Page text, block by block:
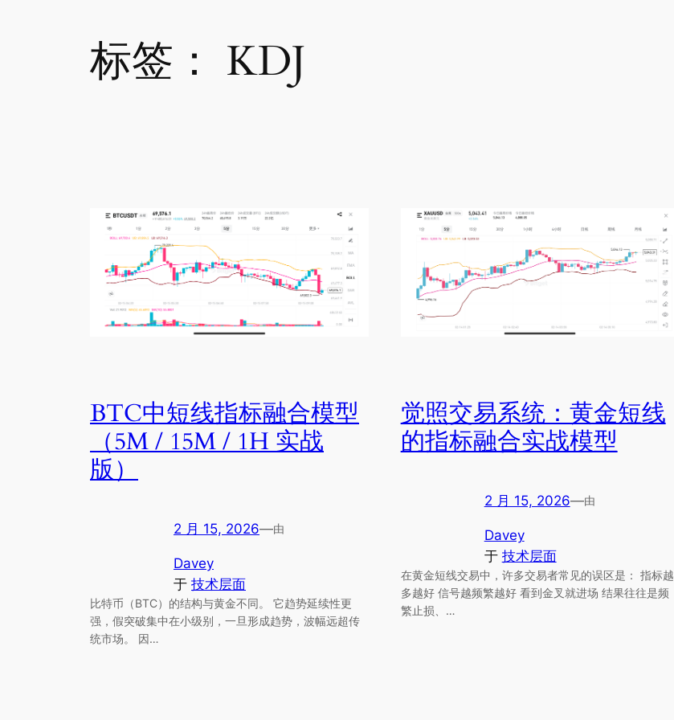
标签： KDJ
BTC中短线指标融合模型
（5M / 15M / 1H 实战
版）
2 月 15, 2026—由
Davey
于 技术层面
比特币（BTC）的结构与黄金不同。 它趋势延续性更
强，假突破集中在小级别，一旦形成趋势，波幅远超传
统市场。 因…
觉照交易系统：黄金短线
的指标融合实战模型
2 月 15, 2026—由
Davey
于 技术层面
在黄金短线交易中，许多交易者常见的误区是： 指标越
多越好 信号越频繁越好 看到金叉就进场 结果往往是频
繁止损、…